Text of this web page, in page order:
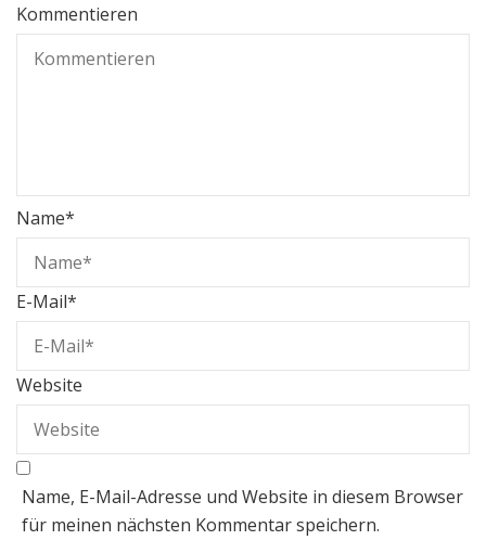
Kommentieren
Name*
E-Mail*
Website
Name, E-Mail-Adresse und Website in diesem Browser
für meinen nächsten Kommentar speichern.